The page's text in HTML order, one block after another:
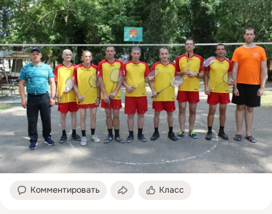
Комментировать Класс